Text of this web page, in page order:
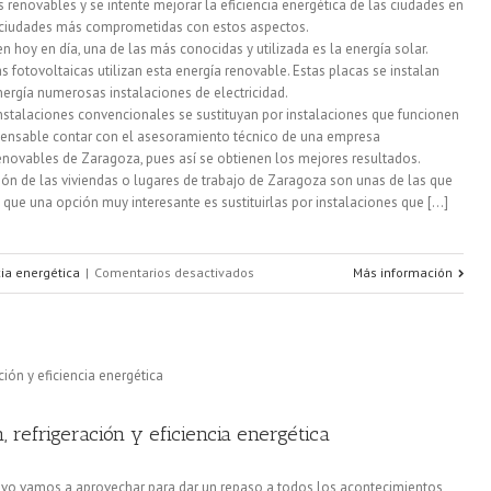
eficiente
y se intente mejorar la eficiencia energética de las ciudades en
más comprometidas con estos aspectos.
hoy en día, una de las más conocidas y utilizada es la energía solar.
fotovoltaicas utilizan esta energía renovable. Estas placas se instalan
numerosas instalaciones de electricidad.
convencionales se sustituyan por instalaciones que funcionen
contar con el asesoramiento técnico de una empresa
de Zaragoza, pues así se obtienen los mejores resultados.
de las viviendas o lugares de trabajo de Zaragoza son unas de las que
una opción muy interesante es sustituirlas por instalaciones que [...]
energética | Comentarios desactivados Más información
refrigeración y eficiencia energética
vamos a aprovechar para dar un repaso a todos los acontecimientos